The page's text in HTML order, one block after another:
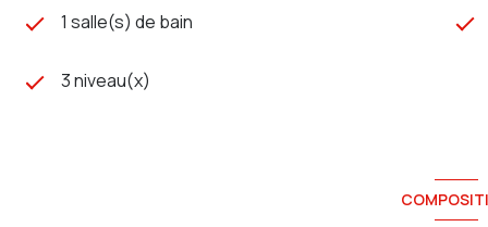
1 salle(s) de bain
3 niveau(x)